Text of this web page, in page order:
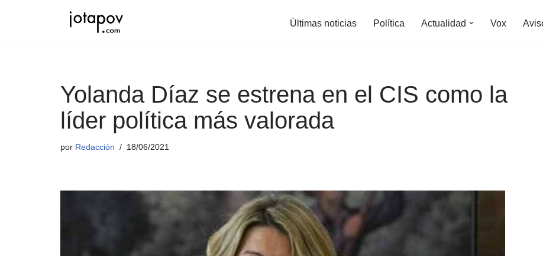
Últimas noticias Política Actualidad Vox
Yolanda Díaz se estrena en el CIS como la
líder política más valorada
por Redacción 18/06/2021